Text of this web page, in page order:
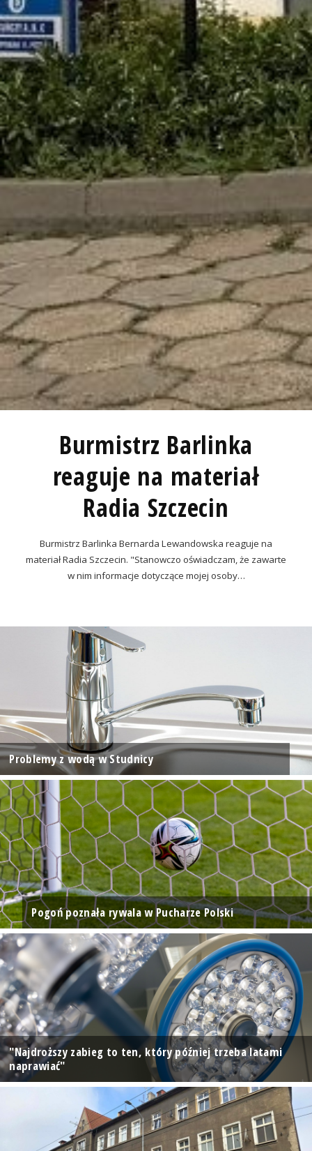
Burmistrz Barlinka
reaguje na materiał
Radia Szczecin
Burmistrz Barlinka Bernarda Lewandowska reaguje na
materiał Radia Szczecin. "Stanowczo oświadczam, że zawarte
w nim informacje dotyczące mojej osoby…
Problemy z wodą w Studnicy
Pogoń poznała rywala w Pucharze Polski
"Najdroższy zabieg to ten, który później trzeba latami
naprawiać"